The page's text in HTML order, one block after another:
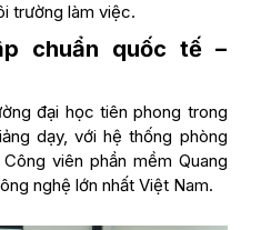
trường làm việc.
chuẩn quốc tế –
đại học tiên phong trong
dạy, với hệ thống phòng
viên phần mềm Quang
nghệ lớn nhất Việt Nam.